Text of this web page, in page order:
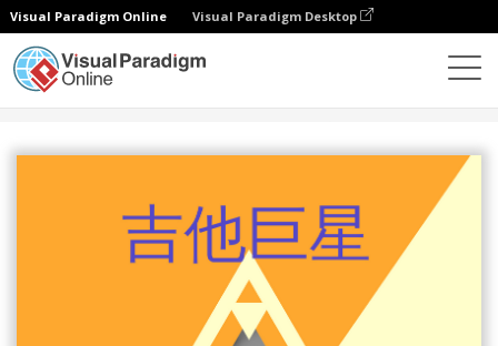
Visual Paradigm Online Visual Paradigm Desktop